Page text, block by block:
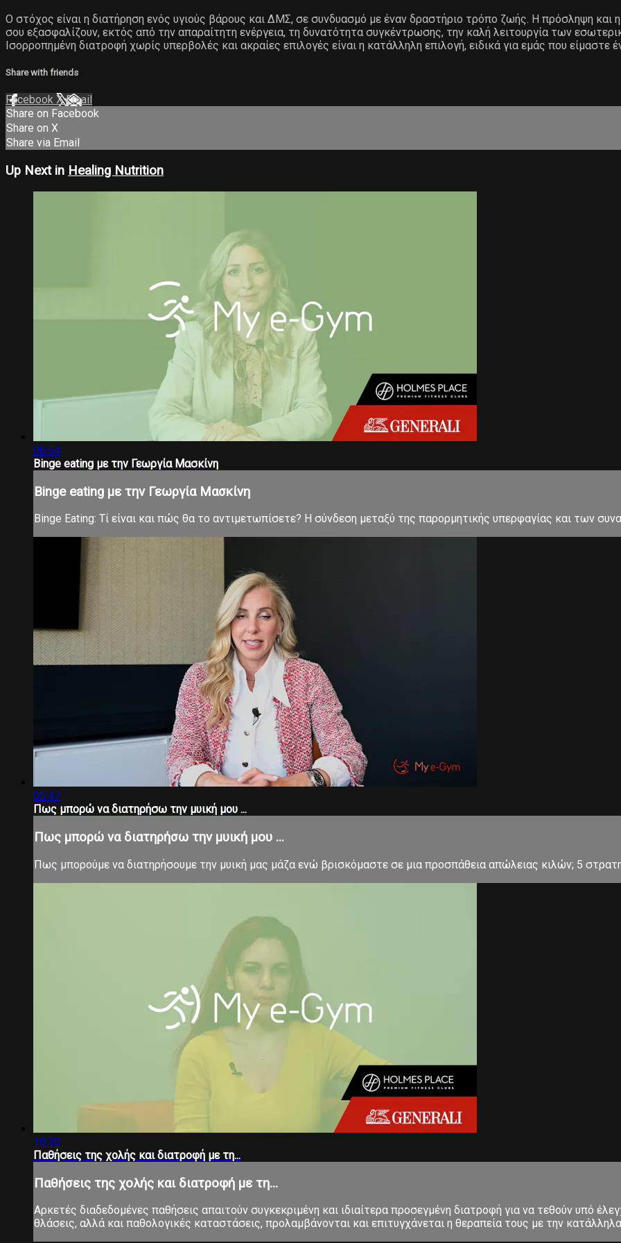
Ο στόχος είναι η διατήρηση ενός υγιούς βάρους και ΔΜΣ, σε συνδυασμό με έναν δραστήριο τρόπο ζωής. Η πρόσληψη και
σου εξασφαλίζουν, εκτός από την απαραίτητη ενέργεια, τη δυνατότητα συγκέντρωσης, την καλή λειτουργία των
Ισορροπημένη διατροφή χωρίς υπερβολές και ακραίες επιλογές είναι η κατάλληλη επιλογή, ειδικά για εμάς που είμαστε
Share with friends
Facebook XEmail
Share on Facebook
Share on X
Share via Email
Up Next in Healing Nutrition
06:54
Binge eating με την Γεωργία Μασκίνη
Binge eating με την Γεωργία Μασκίνη
Binge Eating: Τί είναι και πώς θα το αντιμετωπίσετε? Η σύνδεση μεταξύ της παρορμητικής υπερφαγίας και των
05:47
Πως μπορώ να διατηρήσω την μυική μου ...
Πως μπορώ να διατηρήσω την μυική μου ...
Πως μπορούμε να διατηρήσουμε την μυική μας μάζα ενώ βρισκόμαστε σε μια προσπάθεια απώλειας κιλών; 5
10:30
Παθήσεις της χολής και διατροφή με τη...
Παθήσεις της χολής και διατροφή με τη...
Αρκετές διαδεδομένες παθήσεις απαιτούν συγκεκριμένη και ιδιαίτερα προσεγμένη διατροφή για να τεθούν υπό
θλάσεις, αλλά και παθολογικές καταστάσεις, προλαμβάνονται και επιτυγχάνεται η θεραπεία τους με την